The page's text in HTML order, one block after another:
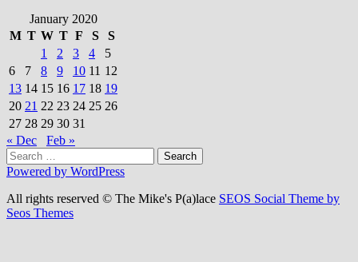
January 2020
M T W T F S
S
1
2 3 4
5
6
7 8 9 10 11 12
13 14 15 16 17 18 19
20 21 22 23 24 25 26
27 28 29 30 31
« Dec
Feb »
Search
for:
Powered by WordPress
All rights reserved © The Mike's P(a)lace SEOS Social Theme by
Seos Themes